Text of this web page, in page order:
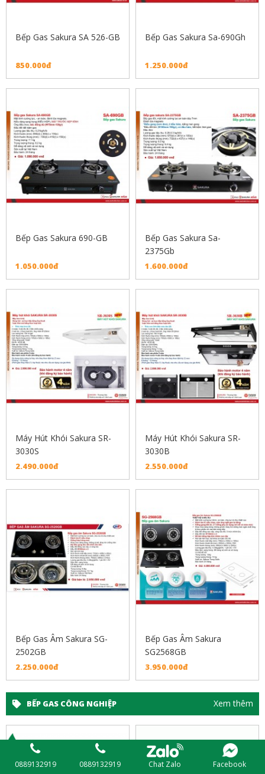
Bếp Gas Sakura SA 526-GB
850.000đ
Bếp Gas Sakura Sa-690Gh
1.250.000đ
Bếp Gas Sakura 690-GB
1.050.000đ
Bếp Gas Sakura Sa-
2375Gb
1.600.000đ
Máy Hút Khói Sakura SR-
3030S
2.490.000đ
Máy Hút Khói Sakura SR-
3030B
2.550.000đ
Bếp Gas Âm Sakura SG-
2502GB
2.250.000đ
Bếp Gas Âm Sakura
SG2568GB
3.950.000đ
BẾP GAS CÔNG NGHIỆP Xem thêm
0889132919 0889132919 Chat Zalo Facebook